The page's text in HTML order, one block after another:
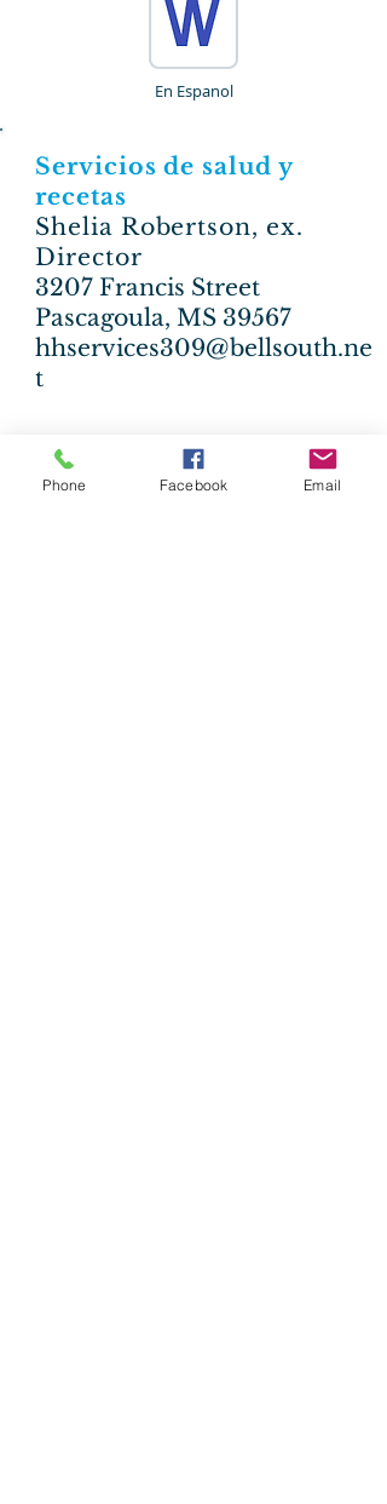
En Espanol
Servicios de salud y
recetas
Shelia Robertson, ex.
Director
3207 Francis Street
Pascagoula, MS 39567
hhservices309@bellsouth.ne
t
Phone Facebook Email